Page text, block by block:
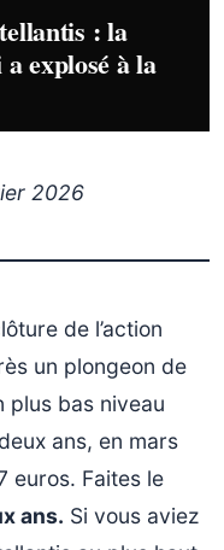
: la
explosé à la
2026
de l’action
un plongeon de
plus bas niveau
ans, en mars
euros. Faites le
ans. Si vous aviez